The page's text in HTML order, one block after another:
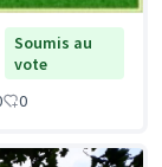
Soumis au
vote
0